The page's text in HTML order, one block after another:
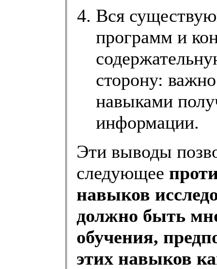
Вся
программ и
сторону:
навыками
информации.
Эти выводы
следующее
навыков
должно быть
обучения,
этих навыков